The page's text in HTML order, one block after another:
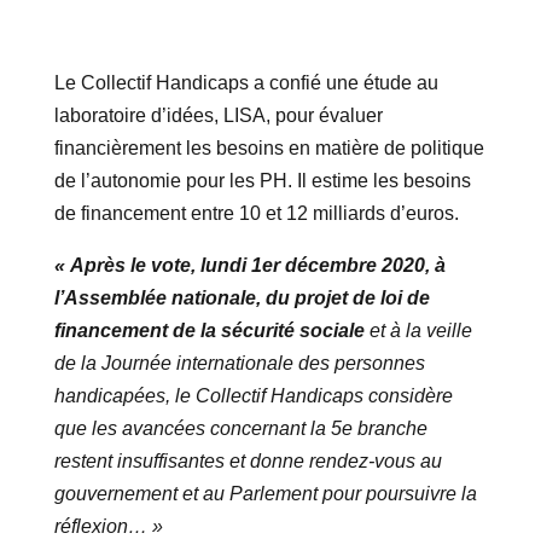
Le Collectif Handicaps a confié une étude au
laboratoire d’idées, LISA, pour évaluer
financièrement les besoins en matière de politique
de l’autonomie pour les PH. Il estime les besoins
de financement entre 10 et 12 milliards d’euros.
« Après le vote, lundi 1er décembre 2020, à
l’Assemblée nationale, du projet de loi de
financement de la sécurité sociale et à la veille
de la Journée internationale des personnes
handicapées, le Collectif Handicaps considère
que les avancées concernant la 5e branche
restent insuffisantes et donne rendez-vous au
gouvernement et au Parlement pour poursuivre la
réflexion… »